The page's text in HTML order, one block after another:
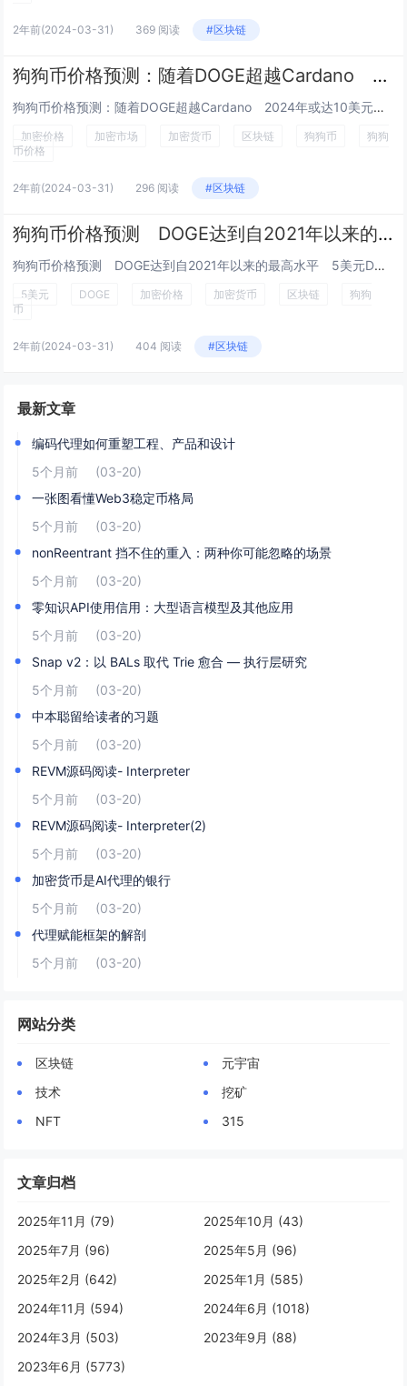
2年前(2024-03-31) 369 阅读 #区块链
狗狗币价格预测：随着DOGE超越Cardano 2024年或达10美元狗狗币？
狗狗币价格预测：随着DOGE超越Cardano 2024年或达10美元狗狗币？ Esther Hui 三月 30, 2024 13...
加密价格 加密市场 加密货币 区块链 狗狗币
狗狗
币价格
2年前(2024-03-31) 296 阅读 #区块链
狗狗币价格预测 DOGE达到自2021年以来的最高水平 5美元DOGE可能？
狗狗币价格预测 DOGE达到自2021年以来的最高水平 5美元DOGE可能？ Esther Hui 三月 31, 2024 09:...
5美元 DOGE 加密价格 加密货币 区块链
狗狗
币
2年前(2024-03-31) 404 阅读 #区块链
最新文章
编码代理如何重塑工程、产品和设计
5个月前
(03-20)
一张图看懂Web3稳定币格局
5个月前
(03-20)
nonReentrant 挡不住的重入：两种你可能忽略的场景
5个月前
(03-20)
零知识API使用信用：大型语言模型及其他应用
5个月前
(03-20)
Snap v2：以 BALs 取代 Trie 愈合 — 执行层研究
5个月前
(03-20)
中本聪留给读者的习题
5个月前
(03-20)
REVM源码阅读- Interpreter
5个月前
(03-20)
REVM源码阅读- Interpreter(2)
5个月前
(03-20)
加密货币是AI代理的银行
5个月前
(03-20)
代理赋能框架的解剖
5个月前
(03-20)
网站分类
区块链
元宇宙
技术
挖矿
NFT
315
文章归档
2025年11月 (79)
2025年10月 (43)
2025年7月 (96)
2025年5月 (96)
2025年2月 (642)
2025年1月 (585)
2024年11月 (594)
2024年6月 (1018)
2024年3月 (503)
2023年9月 (88)
2023年6月 (5773)